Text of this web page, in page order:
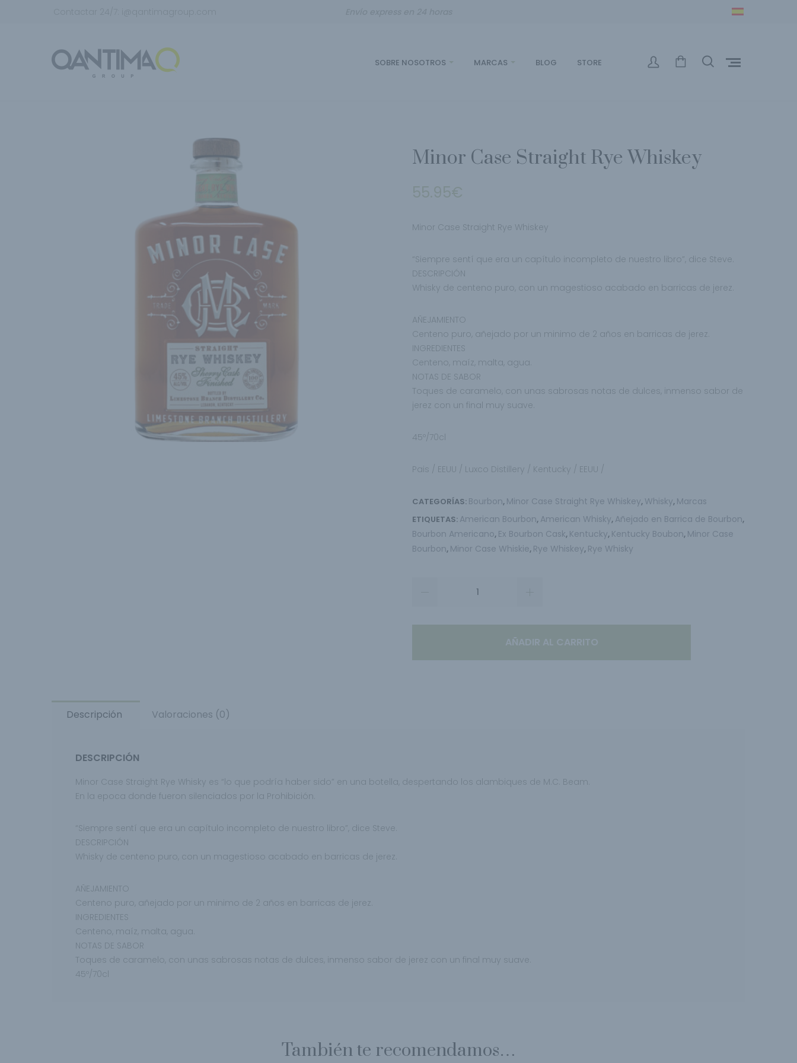
SOBRE NOSOTROS MARCAS BLOG STORE
Minor Case Straight Rye Whiskey
55.95€
Minor Case Straight Rye Whiskey
“Siempre sentí que era un capítulo incompleto de nuestro libro”, dice Steve.
DESCRIPCIÓN
Whisky de centeno puro, con un magestioso acabado en barricas de jerez.
AÑEJAMIENTO
Centeno puro, añejado por un minimo de 2 años en barricas de jerez.
INGREDIENTES
Centeno, maíz, malta, agua.
NOTAS DE SABOR
Toques de caramelo, con unas sabrosas notas de dulces, inmenso sabor de
jerez con un final muy suave.
45º/70cl
Pais / EEUU / Luxco Distillery / Kentucky / EEUU /
CATEGORÍAS: Bourbon, Minor Case Straight Rye Whiskey, Whisky, Marcas
ETIQUETAS: American Bourbon, American Whisky, Añejado en Barrica de Bourbon,
Bourbon Americano, Ex Bourbon Cask, Kentucky, Kentucky Boubon, Minor Case
Bourbon, Minor Case Whiskie, Rye Whiskey, Rye Whisky
AÑADIR AL CARRITO
Descripción Valoraciones (0)
DESCRIPCIÓN
Minor Case Straight Rye Whisky es “lo que podría haber sido” en una botella, despertando los alambiques de M.C. Beam.
En la epoca donde fueron silenciados por la Prohibición.
“Siempre sentí que era un capítulo incompleto de nuestro libro”, dice Steve.
DESCRIPCIÓN
Whisky de centeno puro, con un magestioso acabado en barricas de jerez.
AÑEJAMIENTO
Centeno puro, añejado por un minimo de 2 años en barricas de jerez.
INGREDIENTES
Centeno, maíz, malta, agua.
NOTAS DE SABOR
Toques de caramelo, con unas sabrosas notas de dulces, inmenso sabor de jerez con un final muy suave.
45º/70cl
También te recomendamos…